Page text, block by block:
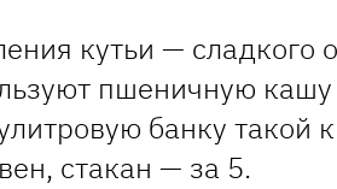
кутьи — сладкого
пшеничную кашу
банку такой
стакан — за 5.